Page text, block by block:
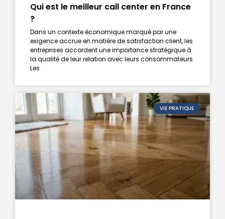
Qui est le meilleur call center en France
?
Dans un contexte économique marqué par une
exigence accrue en matière de satisfaction client, les
entreprises accordent une importance stratégique à
la qualité de leur relation avec leurs consommateurs.
Les
VIE PRATIQUE